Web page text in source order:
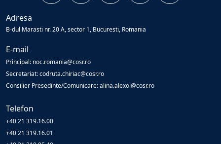
Adresa
B-dul Marasti nr. 20 A, sector 1, Bucuresti, Romania
E-mail
Principal: noc.romania@cosr.ro
Secretariat: codruta.chiriac@cosr.ro
Consilier Presedinte/Comunicare: alina.alexoi@cosr.ro
Telefon
+40 21 319.16.00
+40 21 319.16.01